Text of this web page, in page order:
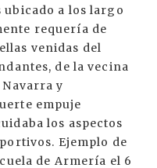
a los largo
requería de
venidas del
de la vecina
Navarra y
empuje
los aspectos
Ejemplo de
de Armería el 6